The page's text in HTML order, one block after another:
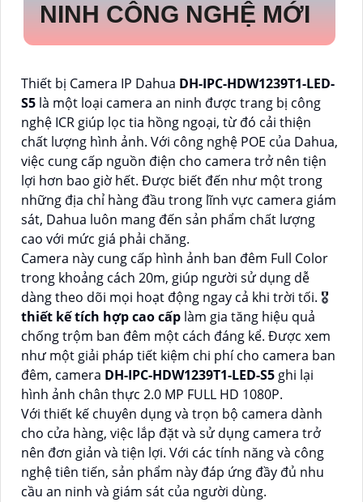
NINH CÔNG NGHỆ MỚI
Thiết bị Camera IP Dahua DH-IPC-HDW1239T1-LED-
S5 là một loại camera an ninh được trang bị công
nghệ ICR giúp lọc tia hồng ngoại, từ đó cải thiện
chất lượng hình ảnh. Với công nghệ POE của Dahua,
việc cung cấp nguồn điện cho camera trở nên tiện
lợi hơn bao giờ hết. Được biết đến như một trong
những địa chỉ hàng đầu trong lĩnh vực camera giám
sát, Dahua luôn mang đến sản phẩm chất lượng
cao với mức giá phải chăng.
Camera này cung cấp hình ảnh ban đêm Full Color
trong khoảng cách 20m, giúp người sử dụng dễ
dàng theo dõi mọi hoạt động ngay cả khi trời tối. 🎖️
thiết kế tích hợp cao cấp làm gia tăng hiệu quả
chống trộm ban đêm một cách đáng kể. Được xem
như một giải pháp tiết kiệm chi phí cho camera ban
đêm, camera DH-IPC-HDW1239T1-LED-S5ghi lại
hình ảnh chân thực 2.0 MP FULL HD 1080P.
Với thiết kế chuyên dụng và trọn bộ camera dành
cho cửa hàng, việc lắp đặt và sử dụng camera trở
nên đơn giản và tiện lợi. Với các tính năng và công
nghệ tiên tiến, sản phẩm này đáp ứng đầy đủ nhu
cầu an ninh và giám sát của người dùng.